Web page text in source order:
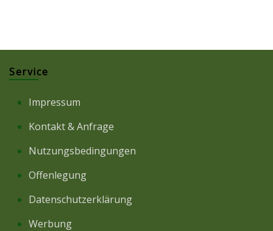
Service
Impressum
Kontakt & Anfrage
Nutzungsbedingungen
Offenlegung
Datenschutzerklärung
Werbung